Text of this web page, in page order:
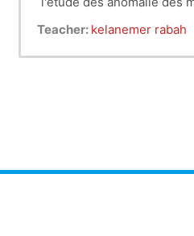
Teacher: kelanemer rabah